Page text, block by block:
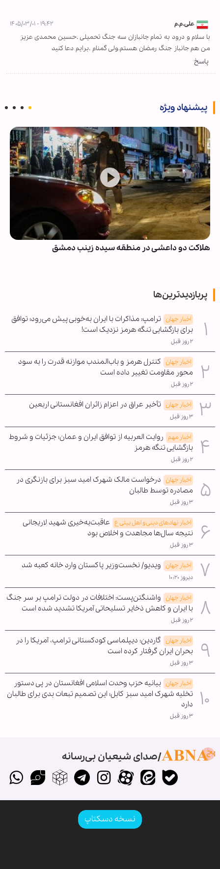
علی.م.م ۱۹:۴۲ - ۱۴۰۵/۰۳/۰۱
با سلام و درود به تمام جانبازان سه جنگ تحمیلی .حسین محمدی عزیز
من هم جانباز جنگ رمضان هستم.ولی گمنام .برایم دعا کنید
پاسخ
پیشنهاد ویژه
هلاکت دو داعشی در منطقه سیده زینب دمشق
پربازدیدترین‌ها
اخبار جهان ترامپ: مذاکرات با ایران به‌خوبی پیش می‌رود؛ توافق
برای بازگشایی تنگه هرمز نزدیک است!
۲ روز قبل
اخبار جهان کنترل هرمز و باب‌المندب موازنه قدرت را به سود
محور مقاومت تغییر داده است
۲ روز قبل
اخبار جهان تأخیر عراق در اعزام زائران افغانستانی اربعین
۳ روز قبل
اخبار مهم روایت العربیه از توافق ایران و عمان؛ جزئیات و شروط
بازگشایی تنگه هرمز
۲ روز قبل
اخبار جهان درخواست مالک شهرک امید سبز برای بازنگری در
مصادره توسط طالبان
۳ روز قبل
اخبار نهادهای دینی و اهل بیتی ع عاقبت‌به‌خیری شهید لاریجانی
نتیجه سال‌ها مجاهدت و اخلاص بود
۳ روز قبل
اخبار جهان ویدیو/ نخست‌وزیر پاکستان وارد خانه کعبه شد
دیروز ۱۰:۲۰
اخبار جهان واشنگتن‌پست: اختلافات در دولت ترامپ بر سر جنگ
با ایران و کاهش ذخایر تسلیحاتی آمریکا تشدید شده است
۲ روز قبل
اخبار جهان گاردین: دیپلماسی کودکستانی ترامپ، آمریکا را در
بحران ایران گرفتار کرده است
۳ روز قبل
اخبار جهان بیانیه حزب وحدت اسلامی افغانستان در پی دستور
تخلیه شهرک امید سبز کابل؛ این تصمیم تبعات بدی برای طالبان
دارد
۳ روز قبل
صدای شیعیان بی‌رسانه
نسخه دسکتاپ